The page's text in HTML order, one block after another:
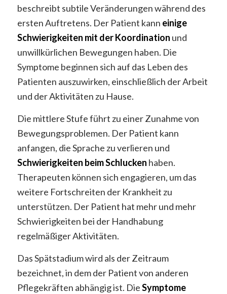
beschreibt subtile Veränderungen während des
ersten Auftretens. Der Patient kann einige
Schwierigkeiten mit der Koordination und
unwillkürlichen Bewegungen haben. Die
Symptome beginnen sich auf das Leben des
Patienten auszuwirken, einschließlich der Arbeit
und der Aktivitäten zu Hause.
Die mittlere Stufe führt zu einer Zunahme von
Bewegungsproblemen. Der Patient kann
anfangen, die Sprache zu verlieren und
Schwierigkeiten beim Schlucken haben.
Therapeuten können sich engagieren, um das
weitere Fortschreiten der Krankheit zu
unterstützen. Der Patient hat mehr und mehr
Schwierigkeiten bei der Handhabung
regelmäßiger Aktivitäten.
Das Spätstadium wird als der Zeitraum
bezeichnet, in dem der Patient von anderen
Pflegekräften abhängig ist. DieSymptome